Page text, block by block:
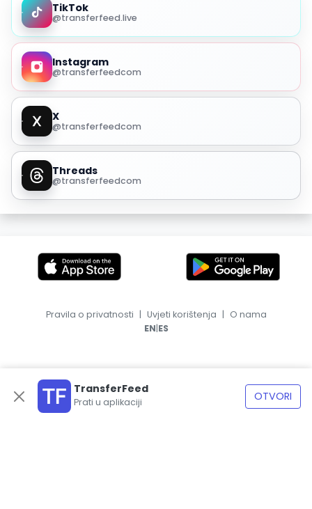
TikTok
@transferfeed.live
Instagram
@transferfeedcom
X
@transferfeedcom
Threads
@transferfeedcom
TransferFeed
Prati u aplikaciji OTVORI
Pravila o privatnosti | Uvjeti korištenja | O nama
EN|ES